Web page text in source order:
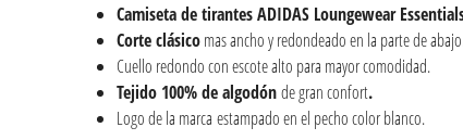
Camiseta de tirantes ADIDAS Loungewear
Corte clásicomas ancho y redondeado en la parte de
Cuello redondo con escote alto para mayor comodidad.
Tejido 100% de algodónde gran confort.
Logo de la marca estampado en el pecho color blanco.